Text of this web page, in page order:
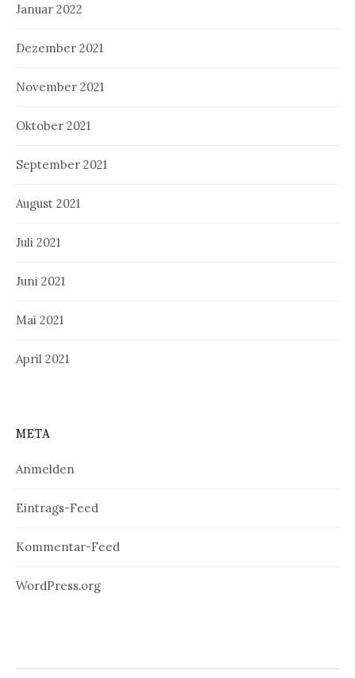
Januar 2022
Dezember 2021
November 2021
Oktober 2021
September 2021
August 2021
Juli 2021
Juni 2021
Mai 2021
April 2021
META
Anmelden
Eintrags-Feed
Kommentar-Feed
WordPress.org